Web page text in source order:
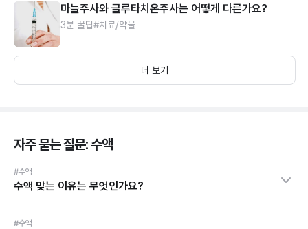
마늘주사와 글루타치온주사는 어떻게 다른가요?
3분 꿀팁#치료/약물
더 보기
자주 묻는 질문: 수액
#수액
수액 맞는 이유는 무엇인가요?
#수액